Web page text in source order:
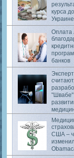
курса
Украине
Оплата
банков
США –